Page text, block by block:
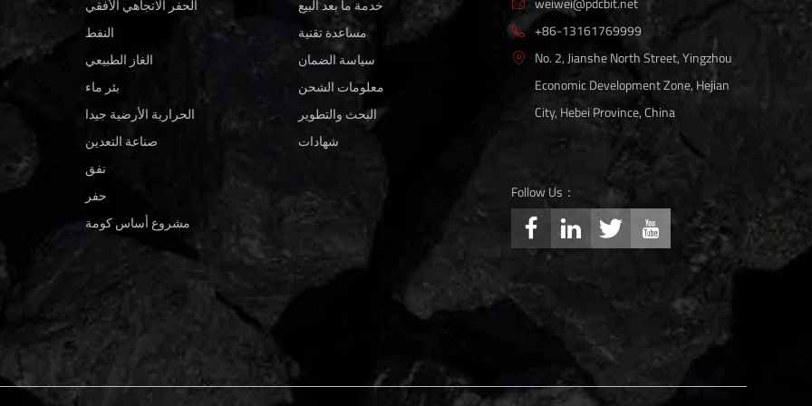
الحفر الاتجاهي الأفقي
النفط
الغاز الطبيعي
بئر ماء
الحرارية الأرضية جيدا
صناعة التعدين
نفق
حفر
مشروع أساس كومة
خدمة ما بعد البيع
مساعدة تقنية
سياسة الضمان
معلومات الشحن
البحث والتطوير
شهادات

 +86-13161769999

No. 2, Jianshe North Street, Yingzhou
Economic Development Zone, Hejian
City, Hebei Province, China
Follow Us：
   